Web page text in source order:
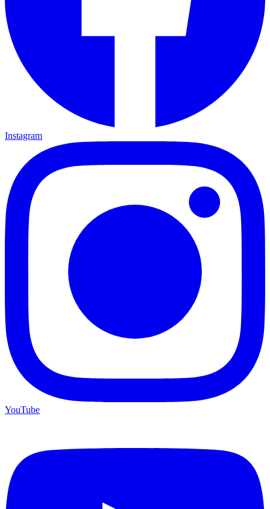
Instagram
YouTube